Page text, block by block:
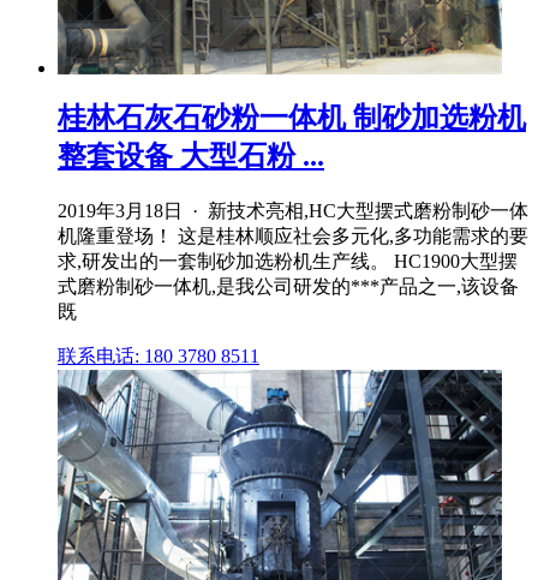
桂林石灰石砂粉一体机 制砂加选粉机
整套设备 大型石粉 ...
2019年3月18日 · 新技术亮相,HC大型摆式磨粉制砂一体
机隆重登场！ 这是桂林顺应社会多元化,多功能需求的要
求,研发出的一套制砂加选粉机生产线。 HC1900大型摆
式磨粉制砂一体机,是我公司研发的***产品之一,该设备
既
联系电话: 180 3780 8511